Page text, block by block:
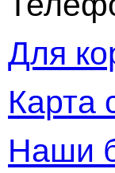
Для
Карта
Наши